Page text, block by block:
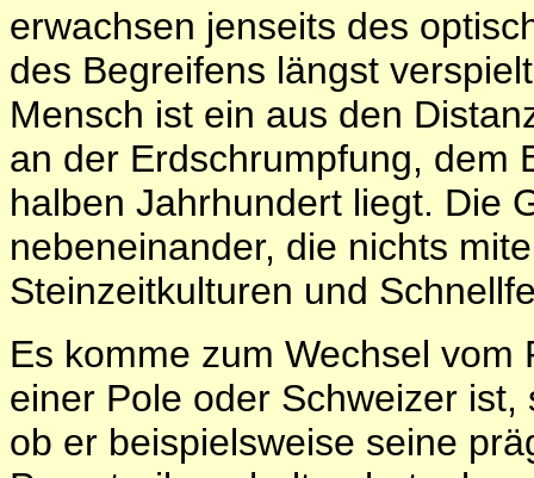
erwachsen jenseits des
des Begreifens längst
Mensch ist ein aus den
an der Erdschrumpfung, dem
halben Jahrhundert liegt. Die
nebeneinander, die nichts
Steinzeitkulturen und
Es komme zum Wechsel
einer Pole oder Schweizer
ob er beispielsweise seine